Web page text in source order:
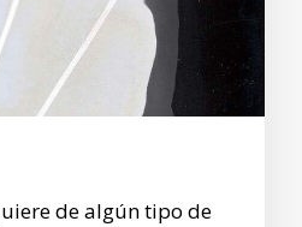
de algún tipo de